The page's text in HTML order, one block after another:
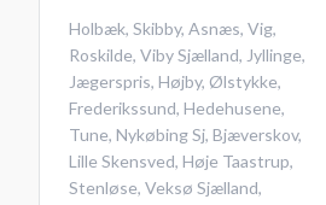
Holbæk, Skibby, Asnæs, Vig,
Roskilde, Viby Sjælland, Jyllinge,
Jægerspris, Højby, Ølstykke,
Frederikssund, Hedehusene,
Tune, Nykøbing Sj, Bjæverskov,
Lille Skensved, Høje Taastrup,
Stenløse, Veksø Sjælland,